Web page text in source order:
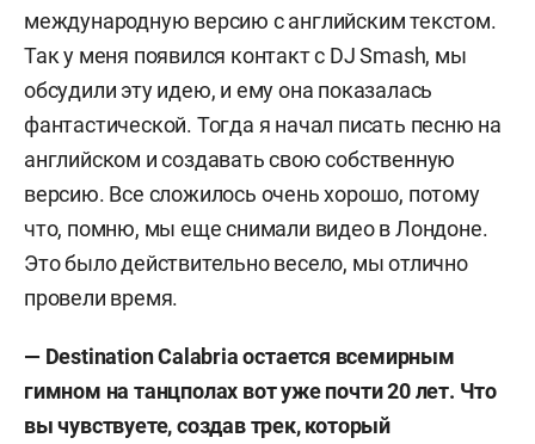
международную версию с английским текстом.
Так у меня появился контакт с DJ Smash, мы
обсудили эту идею, и ему она показалась
фантастической. Тогда я начал писать песню на
английском и создавать свою собственную
версию. Все сложилось очень хорошо, потому
что, помню, мы еще снимали видео в Лондоне.
Это было действительно весело, мы отлично
провели время.
— Destination Calabria остается всемирным
гимном на танцполах вот уже почти 20 лет. Что
вы чувствуете, создав трек, который